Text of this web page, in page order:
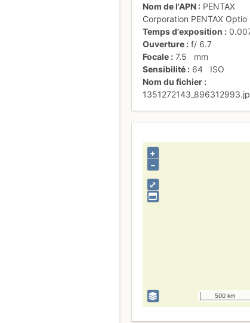
Nom de l'APN
PENTAX
Corporation PENTAX Optio
Temps d'exposition
Ouverture
f/6.7
Focale
7.5
mm
Sensibilité
64
ISO
Nom du fichier
⤢
+
–
500 km